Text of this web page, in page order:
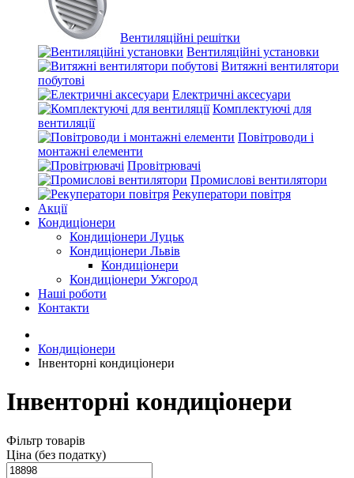
Вентиляційні решітки
Вентиляційні установки
Витяжні вентилятори
побутові
Електричні аксесуари
Комплектуючі для
вентиляції
Повітроводи і
монтажні елементи
Провітрювачі
Промислові вентилятори
Рекуператори повітря
Акції
Кондиціонери
Кондиціонери Луцьк
Кондиціонери Львів
Кондиціонери
Кондиціонери Ужгород
Наші роботи
Контакти
Кондиціонери
Інвенторні кондиціонери
Інвенторні кондиціонери
Фільтр товарів
Ціна (без податку)